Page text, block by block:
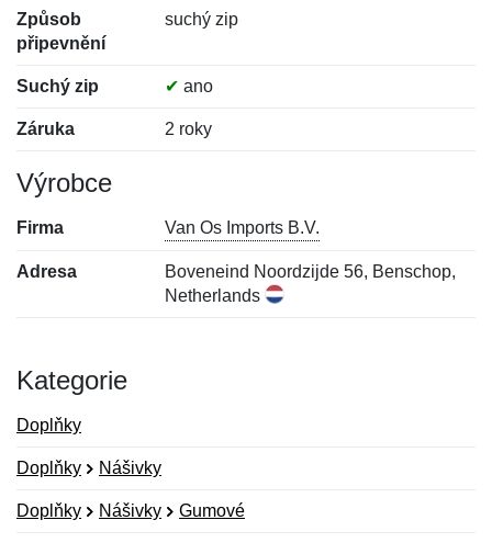
Způsob
připevnění
suchý zip
Suchý zip ✔ ano
Záruka 2 roky
Výrobce
Firma Van Os Imports B.V.
Adresa
Boveneind Noordzijde 56, Benschop,
Netherlands
Kategorie
Doplňky
Doplňky Nášivky
Doplňky Nášivky Gumové